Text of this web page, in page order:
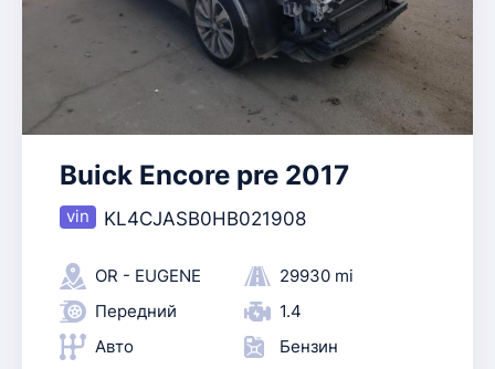
Buick Encore pre 2017
KL4CJASB0HB021908
OR - EUGENE
29930 mi
Передний
1.4
Авто
Бензин